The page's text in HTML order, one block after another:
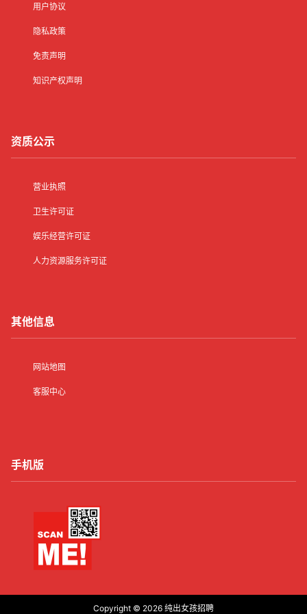
用户协议
隐私政策
免责声明
知识产权声明
资质公示
营业执照
卫生许可证
娱乐经营许可证
人力资源服务许可证
其他信息
网站地图
客服中心
手机版
Copyright © 2026 纯出女孩招聘